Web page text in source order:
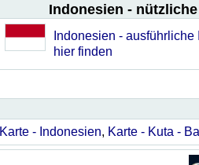
Indonesien -
Indonesien -
hier finden
Karte - Indonesien, Karte - Kuta -